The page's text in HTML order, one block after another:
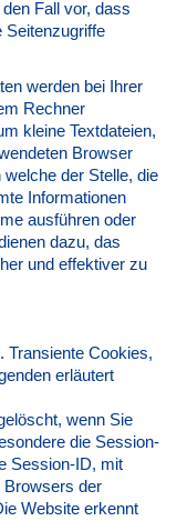
Fall vor, dass
Seitenzugriffe
werden bei Ihrer
Rechner
kleine Textdateien,
Browser
der Stelle, die
Informationen
ausführen oder
dazu, das
und effektiver zu
Transiente Cookies,
erläutert
wenn Sie
die Session-
Session-ID, mit
Browsers der
Website erkennt